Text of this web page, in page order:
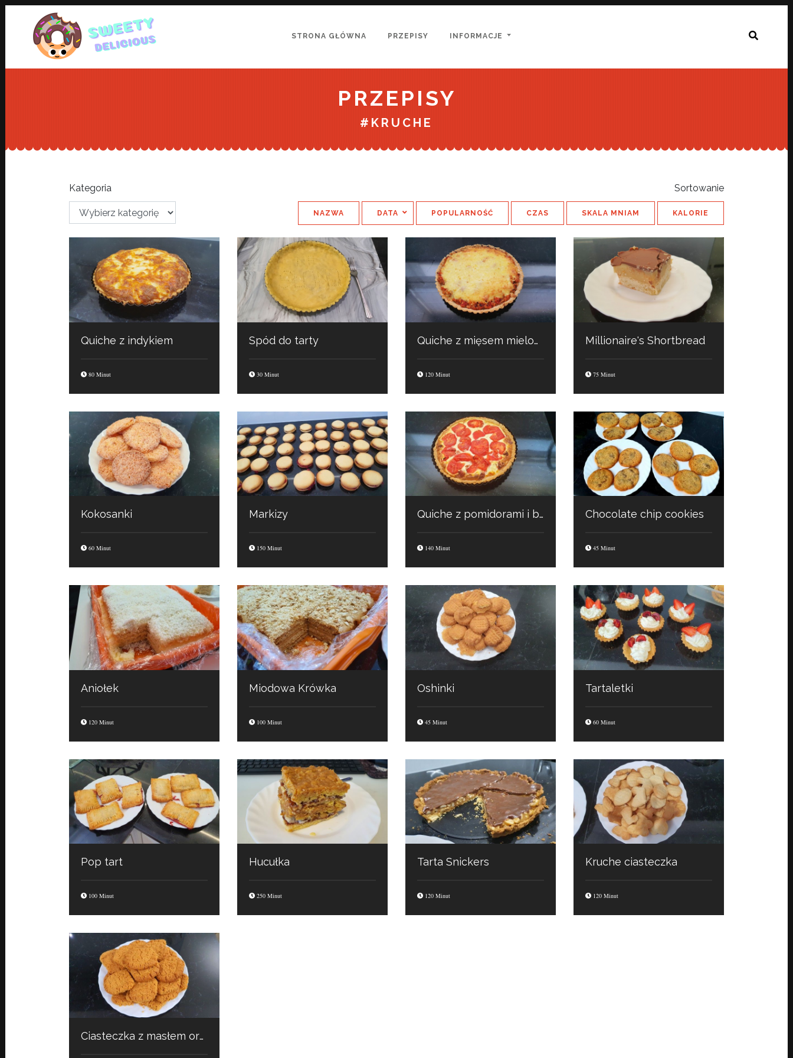
STRONA GŁÓWNA (CURRENT)
PRZEPISY(CURRENT)INFORMACJE
PRZEPISY
#KRUCHE
Kategoria Sortowanie
NAZWA DATA POPULARNOŚĆ CZAS SKALA MNIAM KALORIE
Quiche z indykiem
80 Minut
Spód do tarty
30 Minut
Quiche z mięsem mielonym
120 Minut
Millionaire's Shortbread
75 Minut
Kokosanki
60 Minut
Markizy
150 Minut
Quiche z pomidorami i boczkiem
140 Minut
Chocolate chip cookies
45 Minut
Aniołek
120 Minut
Miodowa Krówka
100 Minut
Oshinki
45 Minut
Tartaletki
60 Minut
Pop tart
100 Minut
Hucułka
250 Minut
Tarta Snickers
120 Minut
Kruche ciasteczka
120 Minut
Ciasteczka z masłem orzechowym